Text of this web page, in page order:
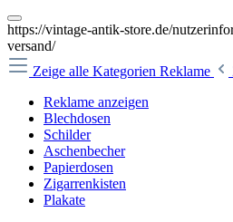
https://vintage-antik-store.de/
versand/
Zeige alle Kategorien Reklame
Reklame anzeigen
Blechdosen
Schilder
Aschenbecher
Papierdosen
Zigarrenkisten
Plakate